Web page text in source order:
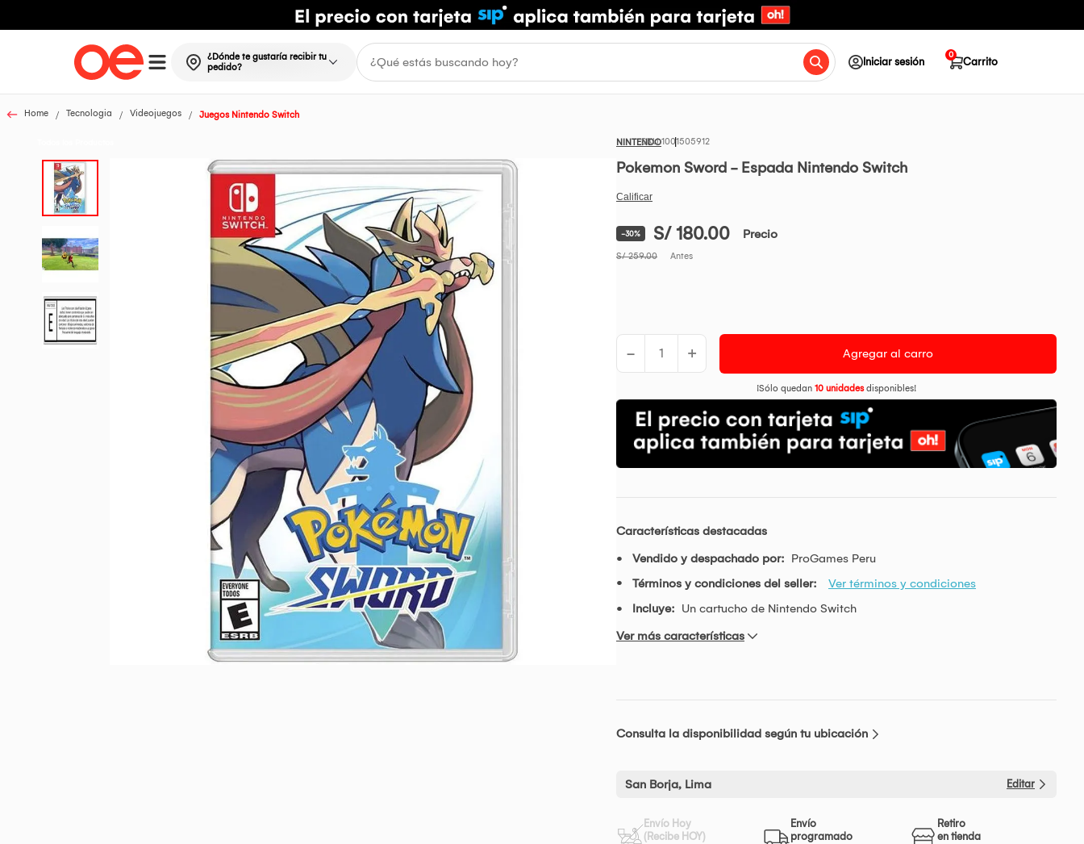
¿Dónde te gustaría recibir tu
pedido?
Iniciar sesión Carrito
0
Home Tecnologia Videojuegos Juegos Nintendo Switch
NINTENDO1001505912
Pokemon Sword - Espada Nintendo Switch
-30% S/ 180.00 Precio
S/ 259.00 Antes
- + Agregar al carro
¡Sólo quedan 10 unidadesdisponibles!
Características destacadas
Vendido y despachado por: ProGames Peru
Términos y condiciones del seller:
Ver términos y condiciones
Incluye: Un cartucho de Nintendo Switch
Ver más características
Consulta la disponibilidad según tu ubicación
San Borja, Lima Editar
Envío Hoy
(Recibe HOY)
Envío
programado
Retiro
en tienda